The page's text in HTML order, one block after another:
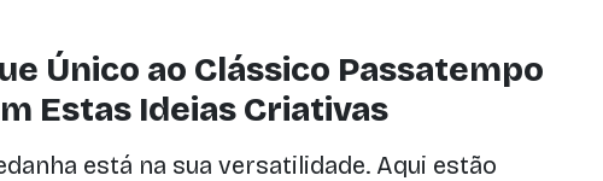
Único ao Clássico Passatempo
Estas Ideias Criativas
está na sua versatilidade. Aqui estão